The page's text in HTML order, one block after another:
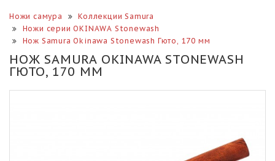
Ножи самура
Коллекции Samura
Ножи серии OKINAWA Stonewash
Нож Samura Okinawa Stonewash Гюто, 170 мм
НОЖ SAMURA OKINAWA STONEWASH
ГЮТО, 170 ММ